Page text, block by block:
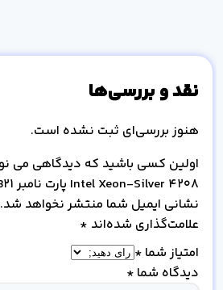
نقد و بررسی‌ها
هنوز بررسی‌ای ثبت نشده است.
Intel Xeon-Silver 4208 پارت نامبر P02491-B21”
نشانی ایمیل شما منتشر نخواهد شد.
علامت‌گذاری شده‌اند *
امتیاز شما *
دیدگاه شما *